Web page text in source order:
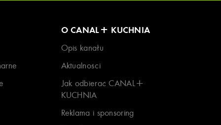
O CANAL+ KUCHNIA
Opis kanału
Aktualności
Jak odbierać CANAL+
KUCHNIA
Reklama i sponsoring